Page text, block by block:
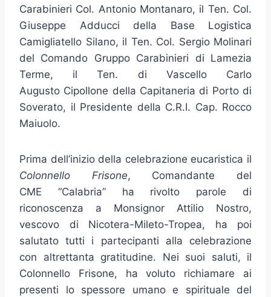
Carabinieri Col. Antonio Montanaro, il Ten. Col.
Giuseppe Adducci della Base Logistica
Camigliatello Silano, il Ten. Col. Sergio Molinari
del Comando Gruppo Carabinieri di Lamezia
Terme, il Ten. di Vascello Carlo
Augusto Cipollone della Capitaneria di Porto di
Soverato, il Presidente della C.R.I. Cap. Rocco
Maiuolo.
Prima dell’inizio della celebrazione eucaristica il
Colonnello Frisone, Comandante del
CME “Calabria” ha rivolto parole di
riconoscenza a Monsignor Attilio Nostro,
vescovo di Nicotera-Mileto-Tropea, ha poi
salutato tutti i partecipanti alla celebrazione
con altrettanta gratitudine. Nei suoi saluti, il
Colonnello Frisone, ha voluto richiamare ai
presenti lo spessore umano e spirituale del